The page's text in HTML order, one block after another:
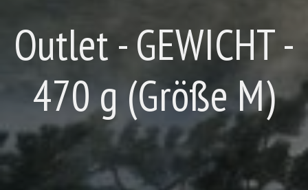
Outlet - GEWICHT -
470 g (Größe M)